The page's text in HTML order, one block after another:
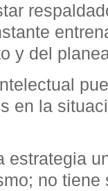
y del
en la
no tiene